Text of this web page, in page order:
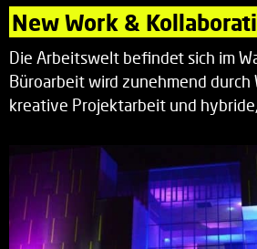
New Work &
Die Arbeitswelt befindet sich im
Büroarbeit wird zunehmend durch
kreative Projektarbeit und